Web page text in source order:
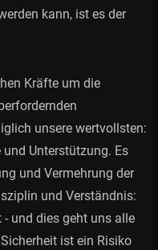
kann, ist es der
Kräfte um die
unsere wertvollsten:
Unterstützung. Es
und Vermehrung der
und Verständnis:
und dies geht uns alle
ist ein Risiko